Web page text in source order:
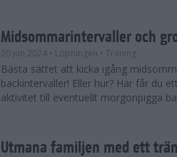
Midsommarintervaller och
20 jun 2024 • Löpningen • Träning
Bästa sättet att kicka igång
backintervaller! Eller hur? Här får du
aktivitet till eventuellt morgonpigga
Utmana familjen med ett